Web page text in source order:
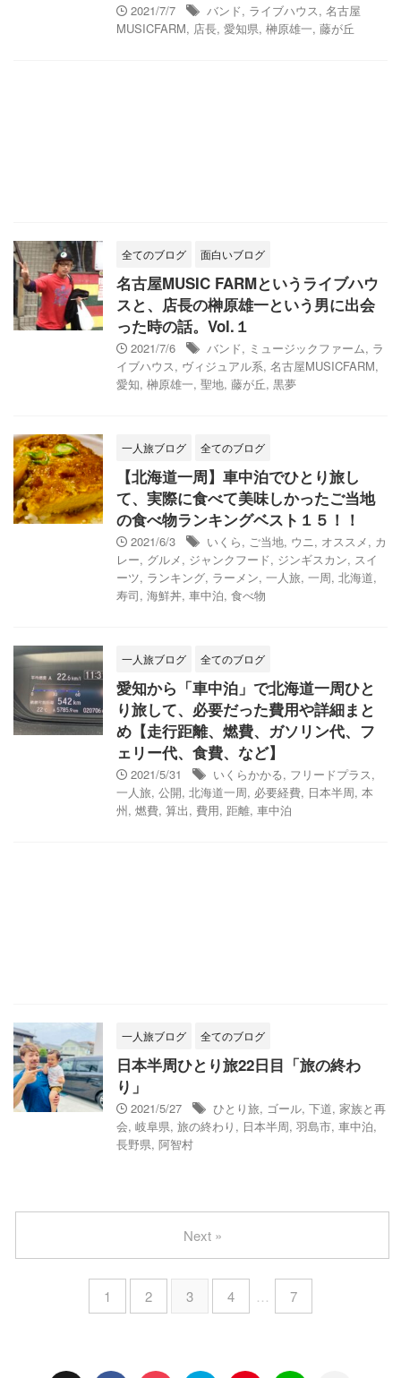
2021/7/7 バンド, ライブハウス, 名古屋
MUSICFARM, 店長, 愛知県, 榊原雄一, 藤が丘
全てのブログ 面白いブログ
名古屋MUSIC FARMというライブハウ
スと、店長の榊原雄一という男に出会
った時の話。Vol.１
2021/7/6 バンド, ミュージックファーム, ラ
イブハウス, ヴィジュアル系, 名古屋MUSICFARM,
愛知, 榊原雄一, 聖地, 藤が丘, 黒夢
一人旅ブログ 全てのブログ
【北海道一周】車中泊でひとり旅し
て、実際に食べて美味しかったご当地
の食べ物ランキングベスト１５！！
2021/6/3 いくら, ご当地, ウニ , オススメ, カ
レー, グルメ, ジャンクフード, ジンギスカン, スイ
ーツ, ランキング, ラーメン, 一人旅, 一周, 北海道,
寿司, 海鮮丼, 車中泊, 食べ物
一人旅ブログ 全てのブログ
愛知から「車中泊」で北海道一周ひと
り旅して、必要だった費用や詳細まと
め【走行距離、燃費、ガソリン代、フ
ェリー代、食費、など】
2021/5/31 いくらかかる, フリードプラス,
一人旅, 公開, 北海道一周, 必要経費, 日本半周, 本
州, 燃費, 算出, 費用, 距離, 車中泊
一人旅ブログ 全てのブログ
日本半周ひとり旅22日目「旅の終わ
り」
2021/5/27 ひとり旅, ゴール, 下道, 家族と再
会, 岐阜県, 旅の終わり , 日本半周, 羽島市, 車中泊,
長野県, 阿智村
1 2 3 4 … 7
Next »